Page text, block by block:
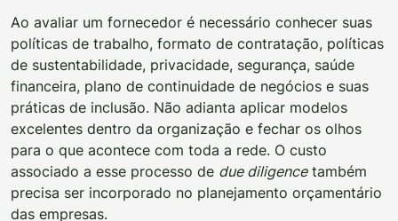
Ao avaliar um fornecedor é necessário conhecer suas
políticas de trabalho, formato de contratação, políticas
de sustentabilidade, privacidade, segurança, saúde
financeira, plano de continuidade de negócios e suas
práticas de inclusão. Não adianta aplicar modelos
excelentes dentro da organização e fechar os olhos
para o que acontece com toda a rede. O custo
associado a esse processo de due diligencetambém
precisa ser incorporado no planejamento orçamentário
das empresas.